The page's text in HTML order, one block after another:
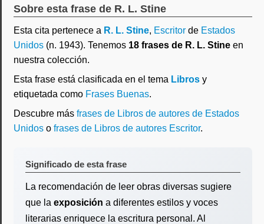
Sobre esta frase de R. L. Stine
Esta cita pertenece a R. L. Stine, Escritor de Estados
Unidos (n. 1943). Tenemos 18 frases de R. L. Stine en
nuestra colección.
Esta frase está clasificada en el tema Libros y
etiquetada como Frases Buenas.
Descubre más frases de Libros de autores de Estados
Unidos o frases de Libros de autores Escritor.
Significado de esta frase
La recomendación de leer obras diversas sugiere
que la exposición a diferentes estilos y voces
literarias enriquece la escritura personal. Al